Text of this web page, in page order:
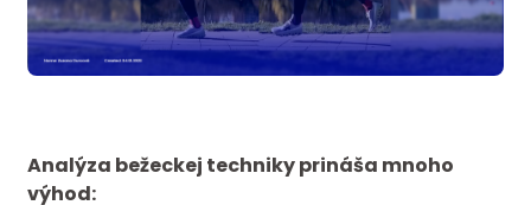
Analýza bežeckej techniky prináša mnoho
výhod: